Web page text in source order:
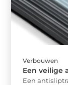
Verbouwen
Een veilige
Een